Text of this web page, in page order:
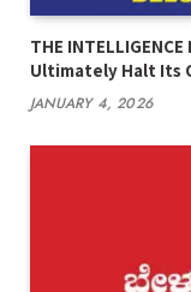
THE
Ultimately Halt Its
JANUARY 4, 2026